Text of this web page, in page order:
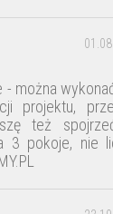
- można
projektu,
też
3 pokoje, nie